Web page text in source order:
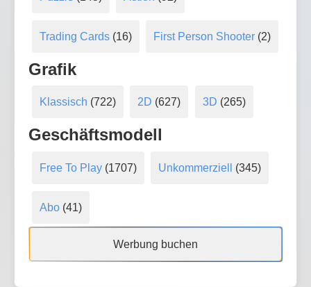
Trading Cards(16) First Person Shooter (2)
Grafik
Klassisch (722) 2D (627) 3D (265)
Geschäftsmodell
Free To Play(1707) Unkommerziell (345)
Abo(41)
Werbung buchen